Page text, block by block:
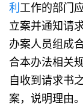
利 工作的部门
立案并通知请
办案人员组成
合本办法相关
自收到请求书
案，说明理由